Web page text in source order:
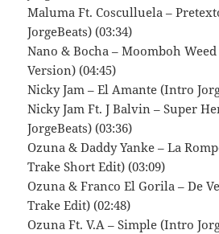
Maluma Ft. Cosculluela –
JorgeBeats) (03:34)
Nano & Bocha – Moomboh Weed
Version) (04:45)
Nicky Jam – El Amante (Intro
Nicky Jam Ft. J Balvin – Super
JorgeBeats) (03:36)
Ozuna & Daddy Yanke – La
Trake Short Edit) (03:09)
Ozuna & Franco El Gorila – De
Trake Edit) (02:48)
Ozuna Ft. V.A – Simple (Intro